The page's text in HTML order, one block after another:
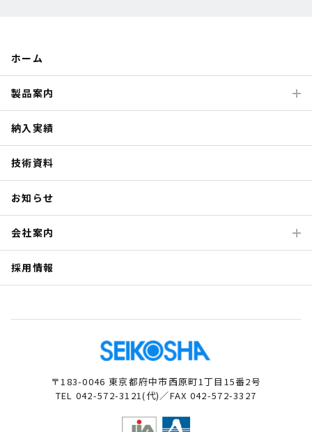
ホーム
製品案内
納入実績
技術資料
お知らせ
会社案内
採用情報
〒183-0046 東京都府中市西原町1丁目15番2号
TEL 042-572-3121(代)／FAX 042-572-3327